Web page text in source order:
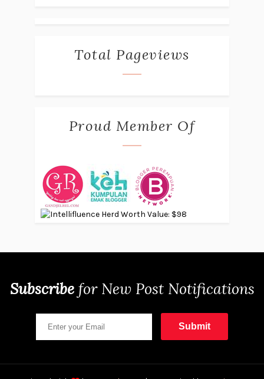
Total Pageviews
Proud Member Of
Subscribe forNew Post Notifications